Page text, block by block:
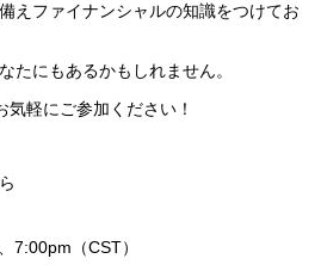
えファイナンシャルの知識をつけてお
たにもあるかもしれません。
軽にご参加ください！
7:00pm（CST）